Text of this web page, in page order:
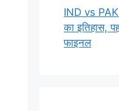
IND vs
का इतिहास,
फाइनल